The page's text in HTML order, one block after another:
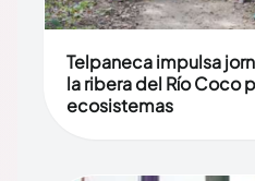
Telpaneca impulsa
la ribera del Río Coco
ecosistemas